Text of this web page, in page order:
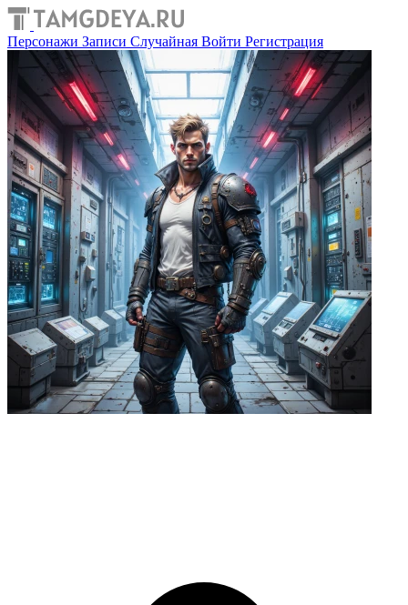
Персонажи Записи Случайная Войти Регистрация